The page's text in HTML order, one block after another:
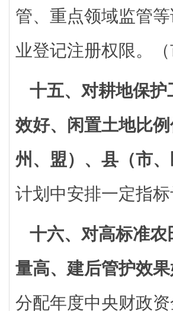
管、重点领域监管
业登记注册权限。
十五、对耕地保
效好、闲置土地比
州、盟）、县（市、
计划中安排一定指
十六、对高标准
量高、建后管护效
分配年度中央财政